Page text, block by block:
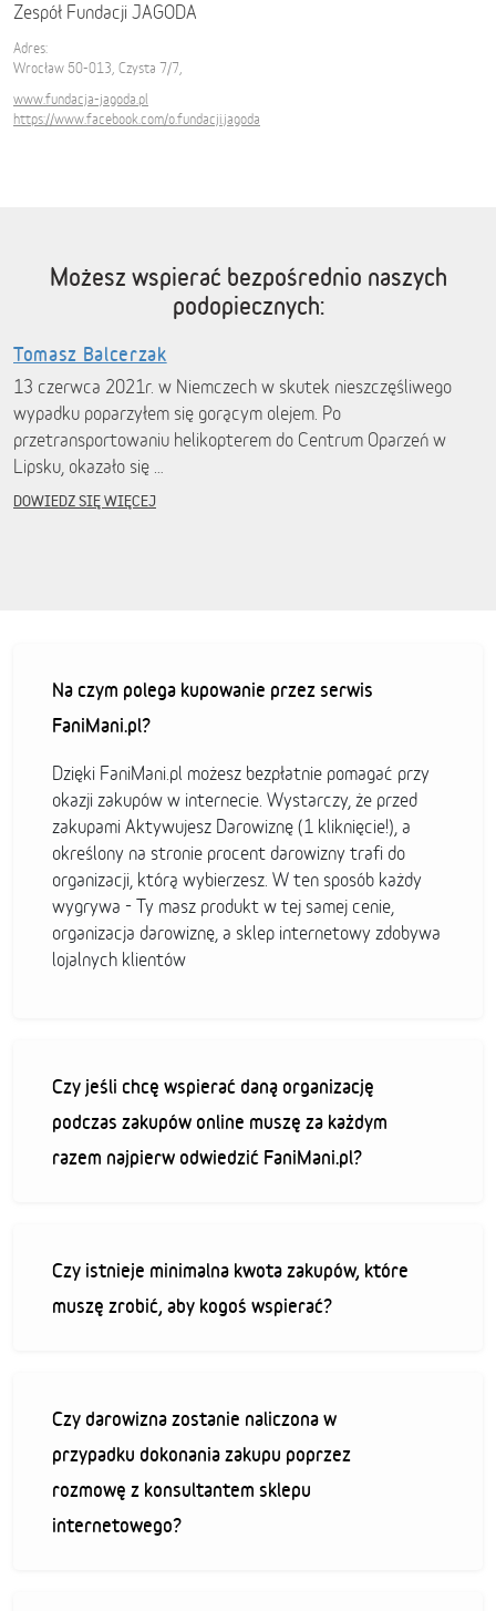
Zespół Fundacji JAGODA
Adres:
Wrocław 50-013, Czysta 7/7,
www.fundacja-jagoda.pl
https://www.facebook.com/o.fundacji.jagoda
Możesz wspierać bezpośrednio naszych
podopiecznych:
Tomasz Balcerzak
13 czerwca 2021r. w Niemczech w skutek nieszczęśliwego
wypadku poparzyłem się gorącym olejem. Po
przetransportowaniu helikopterem do Centrum Oparzeń w
Lipsku, okazało się …
DOWIEDZ SIĘ WIĘCEJ
Na czym polega kupowanie przez serwis
FaniMani.pl?
Dzięki FaniMani.pl możesz bezpłatnie pomagać przy
okazji zakupów w internecie. Wystarczy, że przed
zakupami Aktywujesz Darowiznę (1 kliknięcie!), a
określony na stronie procent darowizny trafi do
organizacji, którą wybierzesz. W ten sposób każdy
wygrywa - Ty masz produkt w tej samej cenie,
organizacja darowiznę, a sklep internetowy zdobywa
lojalnych klientów
Czy jeśli chcę wspierać daną organizację
podczas zakupów online muszę za każdym
razem najpierw odwiedzić FaniMani.pl?
Czy istnieje minimalna kwota zakupów, które
muszę zrobić, aby kogoś wspierać?
Czy darowizna zostanie naliczona w
przypadku dokonania zakupu poprzez
rozmowę z konsultantem sklepu
internetowego?